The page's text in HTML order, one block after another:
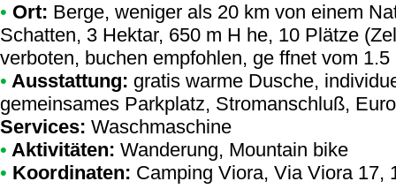
• Ort: Berge, weniger als 20 km von einem
Schatten, 3 Hektar, 650 m H he, 10 Plätze
verboten, buchen empfohlen, ge ffnet vom 1.5
• Ausstattung: gratis warme Dusche,
gemeinsames Parkplatz, Stromanschluß,
Services: Waschmaschine
• Aktivitäten: Wanderung, Mountain bike
• Koordinaten: Camping Viora, Via Viora 17,